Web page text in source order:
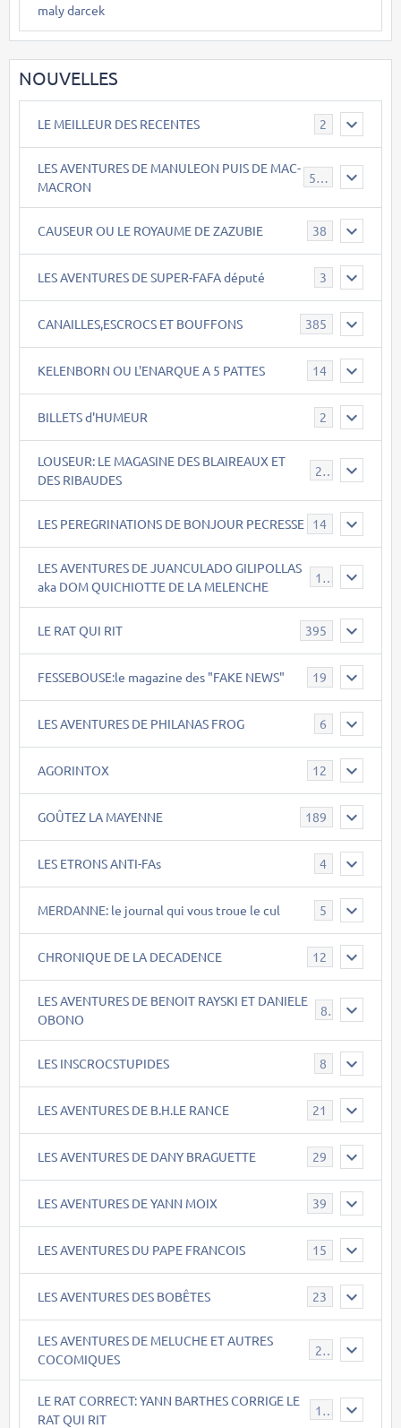
maly darcek
NOUVELLES
LE MEILLEUR DES RECENTES 2
LES AVENTURES DE MANULEON PUIS DE MAC-
MACRON
543
CAUSEUR OU LE ROYAUME DE ZAZUBIE 38
LES AVENTURES DE SUPER-FAFA député 3
CANAILLES,ESCROCS ET BOUFFONS 385
KELENBORN OU L'ENARQUE A 5 PATTES 14
BILLETS d'HUMEUR 2
LOUSEUR: LE MAGASINE DES BLAIREAUX ET
DES RIBAUDES
21
LES PEREGRINATIONS DE BONJOUR PECRESSE 14
LES AVENTURES DE JUANCULADO GILIPOLLAS
aka DOM QUICHIOTTE DE LA MELENCHE
119
LE RAT QUI RIT 395
FESSEBOUSE:le magazine des "FAKE NEWS" 19
LES AVENTURES DE PHILANAS FROG 6
AGORINTOX 12
GOÛTEZ LA MAYENNE 189
LES ETRONS ANTI-FAs 4
MERDANNE: le journal qui vous troue le cul 5
CHRONIQUE DE LA DECADENCE 12
LES AVENTURES DE BENOIT RAYSKI ET DANIELE
OBONO
8
LES INSCROCSTUPIDES 8
LES AVENTURES DE B.H.LE RANCE 21
LES AVENTURES DE DANY BRAGUETTE 29
LES AVENTURES DE YANN MOIX 39
LES AVENTURES DU PAPE FRANCOIS 15
LES AVENTURES DES BOBÊTES 23
LES AVENTURES DE MELUCHE ET AUTRES
COCOMIQUES
22
LE RAT CORRECT: YANN BARTHES CORRIGE LE
RAT QUI RIT
15